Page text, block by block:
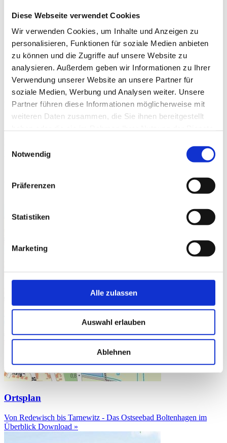
Diese Webseite verwendet Cookies
Wir verwenden Cookies, um Inhalte und Anzeigen zu
personalisieren, Funktionen für soziale Medien anbieten
zu können und die Zugriffe auf unsere Website zu
analysieren. Außerdem geben wir Informationen zu Ihrer
Verwendung unserer Website an unsere Partner für
soziale Medien, Werbung und Analysen weiter. Unsere
Partner führen diese Informationen möglicherweise mit
weiteren Daten zusammen, die Sie ihnen bereitgestellt
Notwendig
Präferenzen
Statistiken
Marketing
Alle zulassen
Auswahl erlauben
Ablehnen
Suche
Suche Suche starten
Boltenhagen
Service
Informationen
Prospekte und Downloads
Prospekte aus Boltenhagen downloaden
oder bestellen
Hause
Ostseebad Boltenhagen downloaden oder weiter unten auf dieser
Seite über das Kontaktformular bestellen.
Ortsplan
Von Redewisch bis Tarnewitz - Das Ostseebad Boltenhagen im
Überblick Download »